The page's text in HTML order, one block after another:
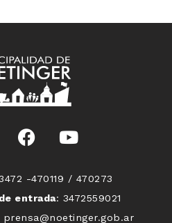
-470119 / 470273
entrada: 3472559021
prensa@noetinger.gob.ar